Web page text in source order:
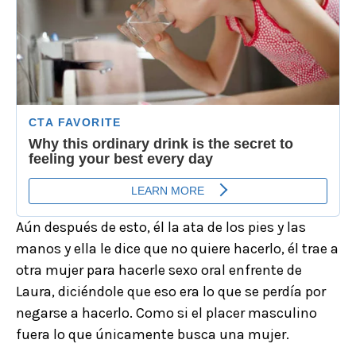
Aún después de esto, él la ata de los pies y las
manos y ella le dice que no quiere hacerlo, él trae a
otra mujer para hacerle sexo oral enfrente de
Laura, diciéndole que eso era lo que se perdía por
negarse a hacerlo. Como si el placer masculino
fuera lo que únicamente busca una mujer.